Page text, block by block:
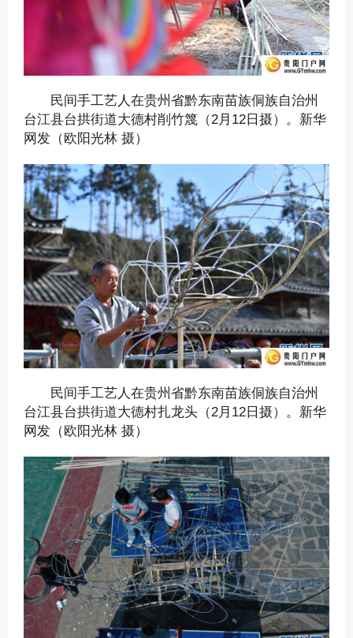
民间手工艺人在贵州省黔东南苗族侗族自治州
台江县台拱街道大德村削竹篾（2月12日摄）。新华
网发（欧阳光林 摄）
民间手工艺人在贵州省黔东南苗族侗族自治州
台江县台拱街道大德村扎龙头（2月12日摄）。新华
网发（欧阳光林 摄）